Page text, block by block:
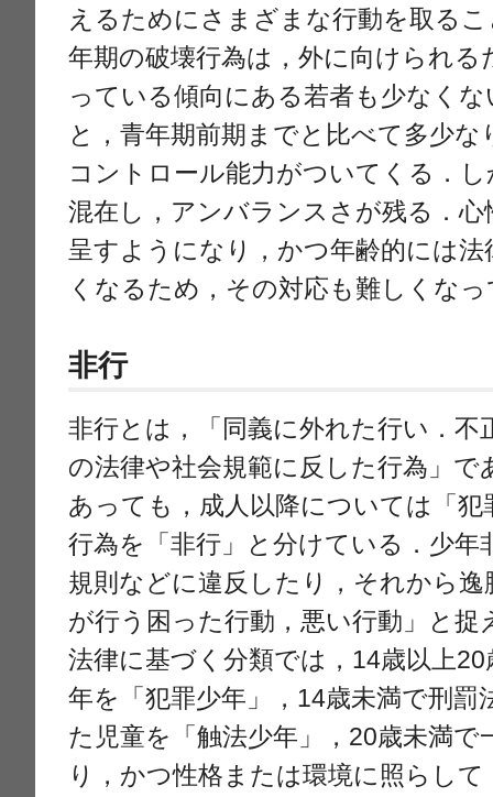
えるためにさまざまな行動を取る
年期の破壊行為は，外に向けられ
っている傾向にある若者も少なく
と，青年期前期までと比べて多少
コントロール能力がついてくる．
混在し，アンバランスさが残る．
呈すようになり，かつ年齢的には
くなるため，その対応も難しくな
非行
非行とは，「同義に外れた行い．不
の法律や社会規範に反した行為」で
あっても，成人以降については「犯
行為を「非行」と分けている．少年
規則などに違反したり，それから
が行う困った行動，悪い行動」と
法律に基づく分類では，14歳以上
年を「犯罪少年」，14歳未満で刑罰
た児童を「触法少年」，20歳未満で
り，かつ性格または環境に照らし